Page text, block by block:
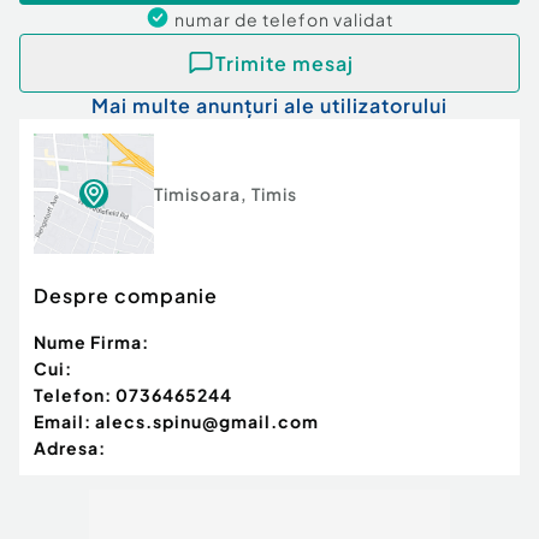
numar de telefon validat
Trimite mesaj
Mai multe anunțuri ale utilizatorului
Timisoara, Timis
Despre companie
Nume Firma:
Cui:
Telefon: 0736465244
Email: alecs.spinu@gmail.com
Adresa: